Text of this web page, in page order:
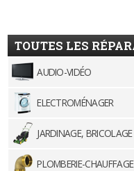
TOUTES LES
AUDIO-VIDÉO
ELECTROMÉNAGER
JARDINAGE, BRICOLAGE
PLOMBERIE-CHAUFFAGE